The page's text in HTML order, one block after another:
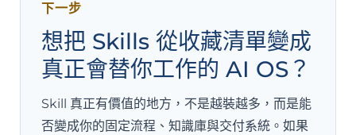
下一步
想把 Skills 從收藏清單變成
真正會替你工作的 AI OS？
Skill 真正有價值的地方，不是越裝越多，而是能
否變成你的固定流程、知識庫與交付系統。如果